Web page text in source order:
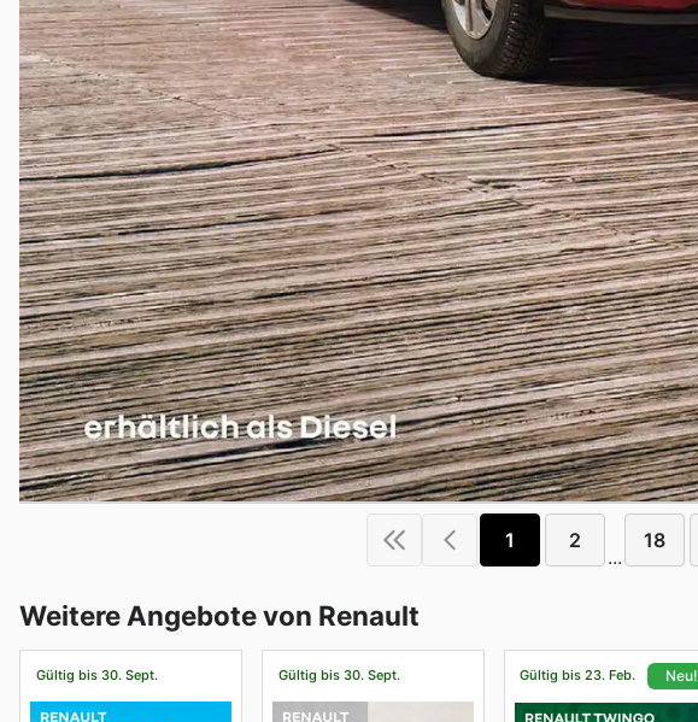
1 2
...
18
Weitere Angebote von Renault
Gültig bis 30. Sept. Gültig bis 30. Sept. Gültig bis 23. Feb. Neu!